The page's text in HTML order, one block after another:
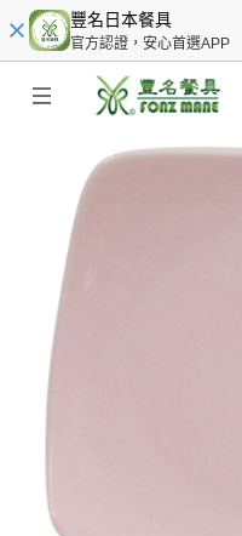
豐名日本餐具
官方認證，安心首選APP